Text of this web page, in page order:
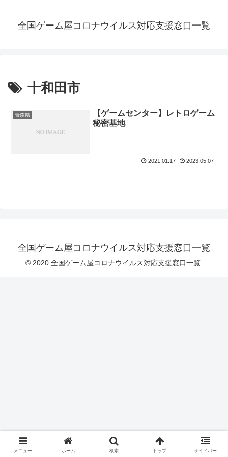
全国ゲーム屋コロナウイルス対応支援窓口一覧
十和田市
青森県
【ゲームセンター】レトロゲーム
秘密基地
2021.01.17 2023.05.07
全国ゲーム屋コロナウイルス対応支援窓口一覧
© 2020 全国ゲーム屋コロナウイルス対応支援窓口一覧.
メニュー ホーム 検索 トップ サイドバー